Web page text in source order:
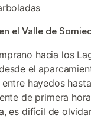
el Valle de
hacia los
el
hayedos
de primera
es difícil de